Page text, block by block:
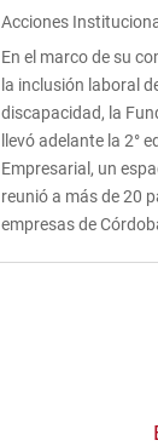
Acciones
En el marco de su
la inclusión laboral
discapacidad, la
llevó adelante la 2°
Empresarial, un
reunió a más de 20
empresas de